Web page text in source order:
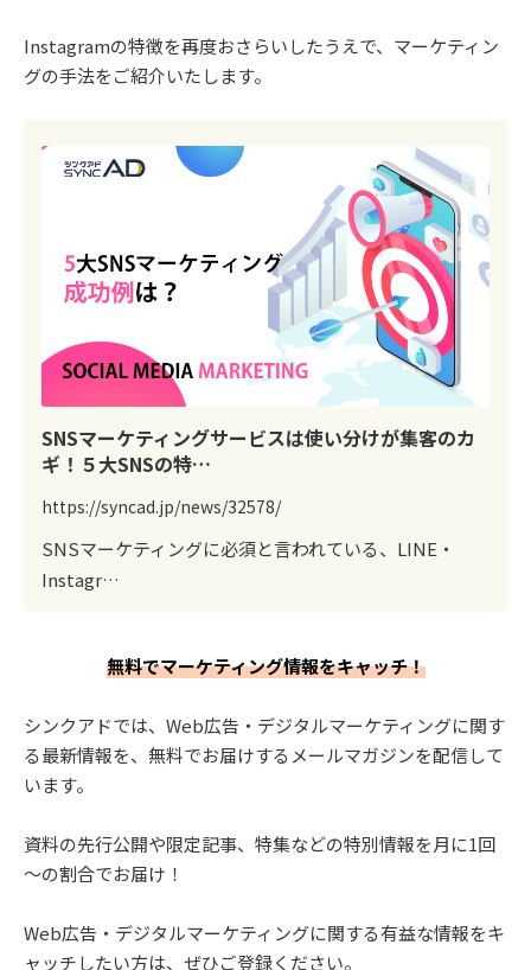
Instagramの特徴を再度おさらいしたうえで、マーケティン
グの手法をご紹介いたします。
SNSマーケティングサービスは使い分けが集客のカ
ギ！５大SNSの特…
https://syncad.jp/news/32578/
SNSマーケティングに必須と言われている、LINE・
Instagr…
無料でマーケティング情報をキャッチ！
シンクアドでは、Web広告・デジタルマーケティングに関す
る最新情報を、無料でお届けするメールマガジンを配信して
います。
資料の先行公開や限定記事、特集などの特別情報を月に1回
～の割合でお届け！
Web広告・デジタルマーケティングに関する有益な情報をキ
ャッチしたい方は、ぜひご登録ください。